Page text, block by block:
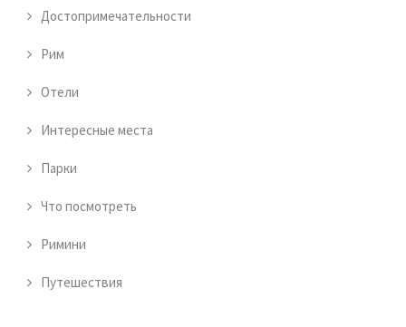
Достопримечательности
Рим
Отели
Интересные места
Парки
Что посмотреть
Римини
Путешествия